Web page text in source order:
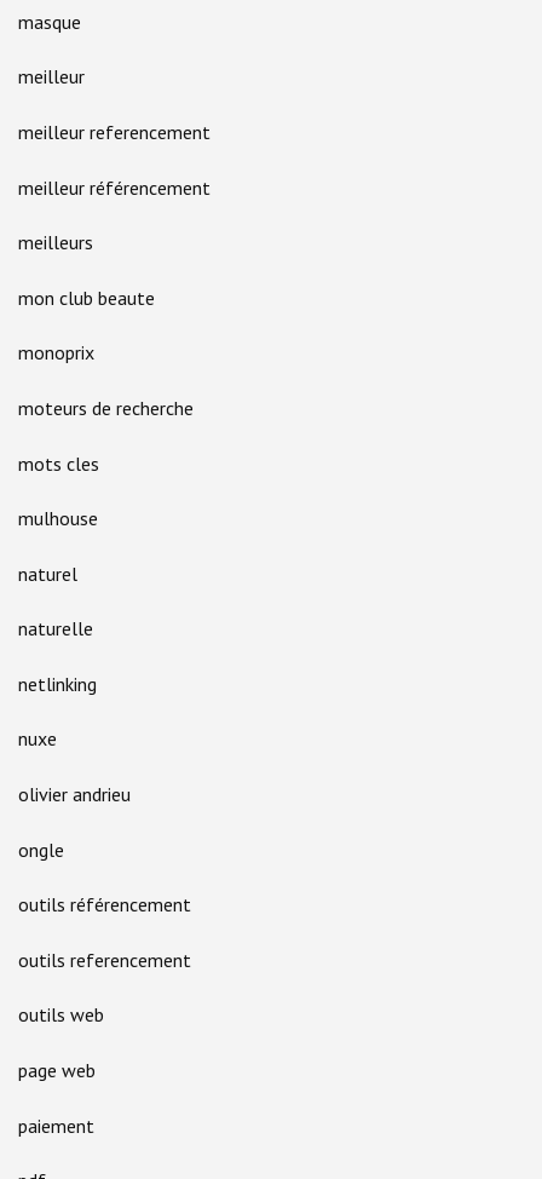
masque
meilleur
meilleur referencement
meilleur référencement
meilleurs
mon club beaute
monoprix
moteurs de recherche
mots cles
mulhouse
naturel
naturelle
netlinking
nuxe
olivier andrieu
ongle
outils référencement
outils referencement
outils web
page web
paiement